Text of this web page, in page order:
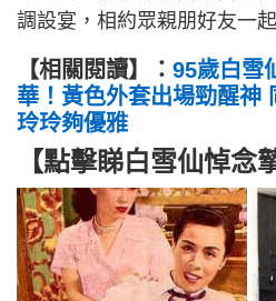
調設宴，相約眾親朋好友一
【相關閱讀】： 95歲白雪
華！黃色外套出場勁醒神
玲玲夠優雅
【點擊睇白雪仙悼念